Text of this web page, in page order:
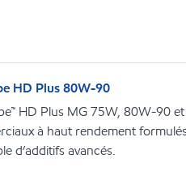
HD Plus 80W-90
HD Plus MG 75W, 80W-90
à haut rendement
d’additifs avancés.